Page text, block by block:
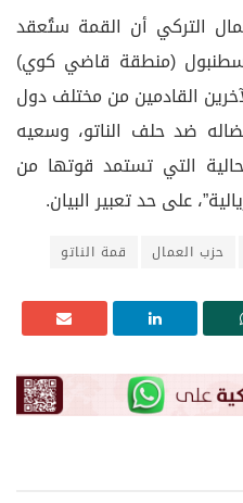
التركي أن القمة ستُعقد
(منطقة قاضي كوي)
القادمين من مختلف دول
ضد حلف الناتو، وسعيه
التي تستمد قوتها من
على حد تعبير البيان.
حزب العمال قمة الناتو